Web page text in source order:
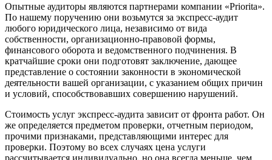
Опытные аудиторы являются партнерами компании «Priorita».
По нашему поручению они возьмутся за экспресс-аудит
любого юридического лица, независимо от вида
собственности, организационно-правовой формы,
финансового оборота и ведомственного подчинения. В
кратчайшие сроки они подготовят заключение, дающее
представление о состоянии законности в экономической
деятельности вашей организации, с указанием общих причин
и условий, способствовавших совершению нарушений.
Стоимость услуг экспресс-аудита зависит от фронта работ. Он
же определяется предметом проверки, отчетным периодом,
прочими признаками, представляющими интерес для
проверки. Поэтому во всех случаях цена услуги
рассчитывается индивидуально, но она всегда меньше, чем